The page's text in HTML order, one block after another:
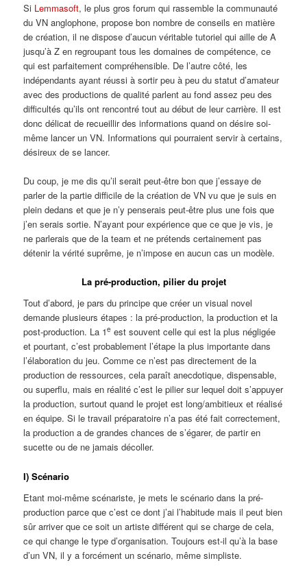
Si Lemmasoft, le plus gros forum qui rassemble la communauté
du VN anglophone, propose bon nombre de conseils en matière
de création, il ne dispose d’aucun véritable tutoriel qui aille de A
jusqu’à Z en regroupant tous les domaines de compétence, ce
qui est parfaitement compréhensible. De l’autre côté, les
indépendants ayant réussi à sortir peu à peu du statut d’amateur
avec des productions de qualité parlent au fond assez peu des
difficultés qu’ils ont rencontré tout au début de leur carrière. Il est
donc délicat de recueillir des informations quand on désire soi-
même lancer un VN. Informations qui pourraient servir à certains,
désireux de se lancer.
Du coup, je me dis qu’il serait peut-être bon que j’essaye de
parler de la partie difficile de la création de VN vu que je suis en
plein dedans et que je n’y penserais peut-être plus une fois que
j’en serais sortie. N’ayant pour expérience que ce que je vis, je
ne parlerais que de la team et ne prétends certainement pas
détenir la vérité suprême, je n’impose en aucun cas un modèle.
La pré-production, pilier du projet
Tout d’abord, je pars du principe que créer un visual novel
demande plusieurs étapes : la pré-production, la production et la
post-production. La 1e est souvent celle qui est la plus négligée
et pourtant, c’est probablement l’étape la plus importante dans
l’élaboration du jeu. Comme ce n’est pas directement de la
production de ressources, cela paraît anecdotique, dispensable,
ou superflu, mais en réalité c’est le pilier sur lequel doit s’appuyer
la production, surtout quand le projet est long/ambitieux et réalisé
en équipe. Si le travail préparatoire n’a pas été fait correctement,
la production a de grandes chances de s’égarer, de partir en
sucette ou de ne jamais décoller.
I) Scénario
Etant moi-même scénariste, je mets le scénario dans la pré-
production parce que c’est ce dont j’ai l’habitude mais il peut bien
sûr arriver que ce soit un artiste différent qui se charge de cela,
ce qui change le type d’organisation. Toujours est-il qu’à la base
d’un VN, il y a forcément un scénario, même simpliste.